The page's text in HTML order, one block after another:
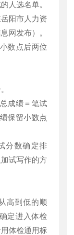
人选名单。
阳市人力资
网发布）。
数点后两位
成绩＝笔试
保留小数点
分数确定排
试写作的方
高到低的顺
定进入体检
体检通用标